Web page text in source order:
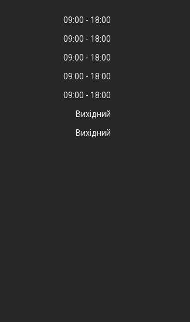
09:00
18:00
09:00
18:00
09:00
18:00
09:00
18:00
09:00
18:00
Вихідний
Вихідний